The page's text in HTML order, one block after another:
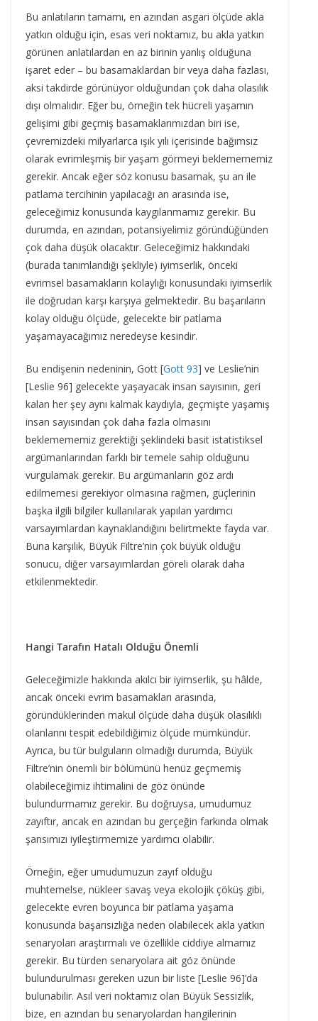
Bu anlatıların tamamı, en azından asgari ölçüde akla
yatkın olduğu için, esas veri noktamız, bu akla yatkın
görünen anlatılardan en az birinin yanlış olduğuna
işaret eder – bu basamaklardan bir veya daha fazlası,
aksi takdirde görünüyor olduğundan çok daha olasılık
dışı olmalıdır. Eğer bu, örneğin tek hücreli yaşamın
gelişimi gibi geçmiş basamaklarımızdan biri ise,
çevremizdeki milyarlarca ışık yılı içerisinde bağımsız
olarak evrimleşmiş bir yaşam görmeyi beklemememiz
gerekir. Ancak eğer söz konusu basamak, şu an ile
patlama tercihinin yapılacağı an arasında ise,
geleceğimiz konusunda kaygılanmamız gerekir. Bu
durumda, en azından, potansiyelimiz göründüğünden
çok daha düşük olacaktır. Geleceğimiz hakkındaki
(burada tanımlandığı şekliyle) iyimserlik, önceki
evrimsel basamakların kolaylığı konusundaki iyimserlik
ile doğrudan karşı karşıya gelmektedir. Bu başarıların
kolay olduğu ölçüde, gelecekte bir patlama
yaşamayacağımız neredeyse kesindir.
Bu endişenin nedeninin, Gott [Gott 93] ve Leslie’nin
[Leslie 96] gelecekte yaşayacak insan sayısının, geri
kalan her şey aynı kalmak kaydıyla, geçmişte yaşamış
insan sayısından çok daha fazla olmasını
beklemememiz gerektiği şeklindeki basit istatistiksel
argümanlarından farklı bir temele sahip olduğunu
vurgulamak gerekir. Bu argümanların göz ardı
edilmemesi gerekiyor olmasına rağmen, güçlerinin
başka ilgili bilgiler kullanılarak yapılan yardımcı
varsayımlardan kaynaklandığını belirtmekte fayda var.
Buna karşılık, Büyük Filtre’nin çok büyük olduğu
sonucu, diğer varsayımlardan göreli olarak daha
etkilenmektedir.
Hangi Tarafın Hatalı Olduğu Önemli
Geleceğimizle hakkında akılcı bir iyimserlik, şu hâlde,
ancak önceki evrim basamakları arasında,
göründüklerinden makul ölçüde daha düşük olasılıklı
olanlarını tespit edebildiğimiz ölçüde mümkündür.
Ayrıca, bu tür bulguların olmadığı durumda, Büyük
Filtre’nin önemli bir bölümünü henüz geçmemiş
olabileceğimiz ihtimalini de göz önünde
bulundurmamız gerekir. Bu doğruysa, umudumuz
zayıftır, ancak en azından bu gerçeğin farkında olmak
şansımızı iyileştirmemize yardımcı olabilir.
Örneğin, eğer umudumuzun zayıf olduğu
muhtemelse, nükleer savaş veya ekolojik çöküş gibi,
gelecekte evren boyunca bir patlama yaşama
konusunda başarısızlığa neden olabilecek akla yatkın
senaryoları araştırmalı ve özellikle ciddiye almamız
gerekir. Bu türden senaryolara ait göz önünde
bulundurulması gereken uzun bir liste [Leslie 96]’da
bulunabilir. Asıl veri noktamız olan Büyük Sessizlik,
bize, en azından bu senaryolardan hangilerinin